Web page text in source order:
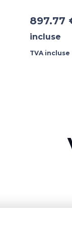
897.77
incluse
TVA incluse